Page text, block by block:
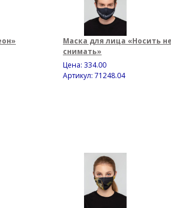
Маска для лица «Носить
снимать»
Цена: 334.00
Артикул: 71248.04